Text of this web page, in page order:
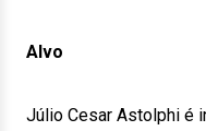
Alvo
Júlio Cesar Astolphi é